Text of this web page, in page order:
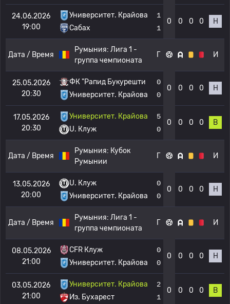
24.06.2026
19:00
Университет. Крайова
Сабах
1
1
0 0 0 0 Н
Дата / Время
Румыния: Лига 1 -
группа чемпионата
Г И
25.05.2026
20:30
ФК "Рапид Букурешти
Университет. Крайова
0
0
0 0 0 0 Н
17.05.2026
20:30
Университет. Крайова
U. Клуж
5
0
0 0 0 0 В
Дата / Время
Румыния: Кубок
Румынии
Г И
13.05.2026
20:00
U. Клуж
Университет. Крайова
0
0
0 0 0 0 Н
Дата / Время
Румыния: Лига 1 -
группа чемпионата
Г И
08.05.2026
21:00
CFR Клуж
Университет. Крайова
0
0
0 0 0 0 Н
03.05.2026
21:00
Университет. Крайова
Из. Бухарест
2
1
0 0 0 0 В